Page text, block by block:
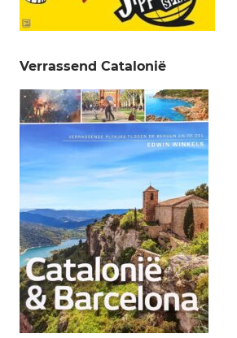
Verrassend Catalonië